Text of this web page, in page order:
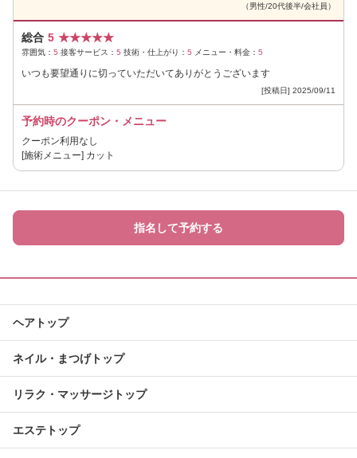
（男性/20代後半/会社員）
総合 5 ★★★★★
雰囲気： 5 接客サービス： 5 技術・仕上がり： 5 メニュー・料金： 5
いつも要望通りに切っていただいてありがとうございます
[投稿日] 2025/09/11
予約時のクーポン・メニュー
クーポン利用なし
[施術メニュー] カット
指名して予約する
ヘアトップ
ネイル・まつげトップ
リラク・マッサージトップ
エステトップ